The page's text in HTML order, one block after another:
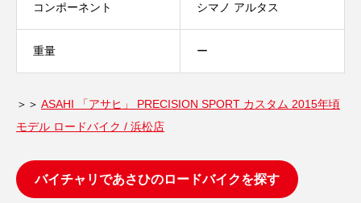
コンポーネント シマノ アルタス
重量 ー
＞＞ ASAHI 「アサヒ」 PRECISION SPORT カスタム 2015年頃
モデル ロードバイク / 浜松店
バイチャリであさひのロードバイクを探す